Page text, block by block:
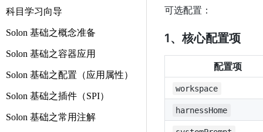
科目学习向导
Solon 基础之概念准备
Solon 基础之容器应用
Solon 基础之配置（应用属性）
Solon 基础之插件（SPI）
Solon 基础之常用注解
可选配置：
1、核心配置项
配置项
workspace
harnessHome